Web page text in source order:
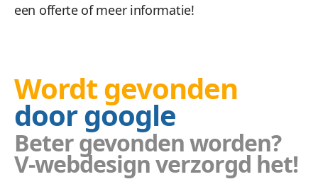
een offerte of meer informatie!
Wordt gevonden
door google
Beter gevonden worden?
V-webdesign verzorgd het!